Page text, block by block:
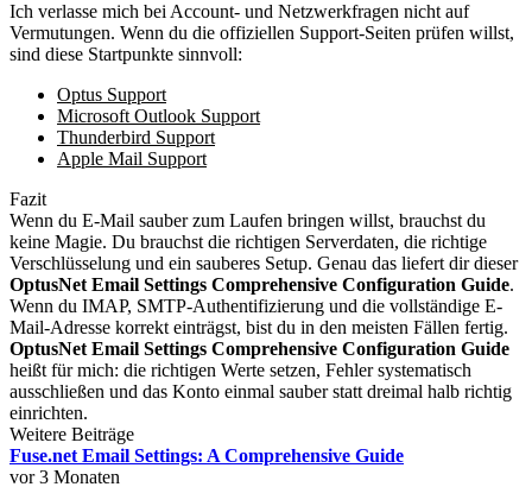
Ich verlasse mich bei Account- und Netzwerkfragen nicht auf
Vermutungen. Wenn du die offiziellen Support-Seiten prüfen willst,
sind diese Startpunkte sinnvoll:
Optus Support
Microsoft Outlook Support
Thunderbird Support
Apple Mail Support
Fazit
Wenn du E-Mail sauber zum Laufen bringen willst, brauchst du
keine Magie. Du brauchst die richtigen Serverdaten, die richtige
Verschlüsselung und ein sauberes Setup. Genau das liefert dir dieser
OptusNet Email Settings Comprehensive Configuration Guide.
Wenn du IMAP, SMTP-Authentifizierung und die vollständige E-
Mail-Adresse korrekt einträgst, bist du in den meisten Fällen fertig.
OptusNet Email Settings Comprehensive Configuration Guide
heißt für mich: die richtigen Werte setzen, Fehler systematisch
ausschließen und das Konto einmal sauber statt dreimal halb richtig
einrichten.
Weitere Beiträge
Fuse.net Email Settings: A Comprehensive Guide
vor 3 Monaten